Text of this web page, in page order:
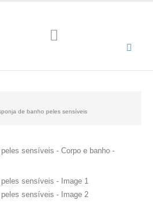
de banho peles sensíveis